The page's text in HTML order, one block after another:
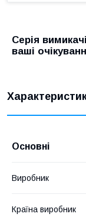
Серія
ваші
Основні
Виробник
Країна виробник